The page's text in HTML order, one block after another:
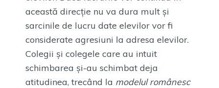
această direcție nu va dura mult și
sarcinile de lucru date elevilor vor fi
considerate agresiuni la adresa elevilor.
Colegii și colegele care au intuit
schimbarea și-au schimbat deja
atitudinea, trecând la modelul românesc